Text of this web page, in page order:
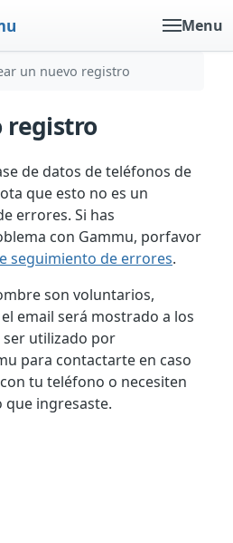
Menu
un nuevo registro
registro
de datos de teléfonos de
que esto no es un
errores. Si has
con Gammu, porfavor
seguimiento de errores.
son voluntarios,
email será mostrado a los
ser utilizado por
para contactarte en caso
tu teléfono o necesiten
que ingresaste.